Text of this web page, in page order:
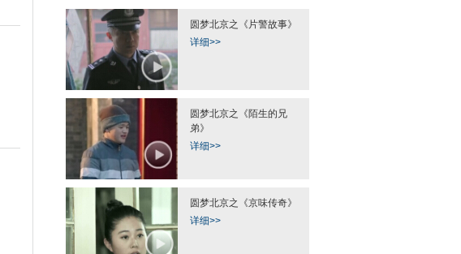
圆梦北京之《片警故事》
详细>>
圆梦北京之《陌生的兄
弟》
详细>>
圆梦北京之《京味传奇》
详细>>